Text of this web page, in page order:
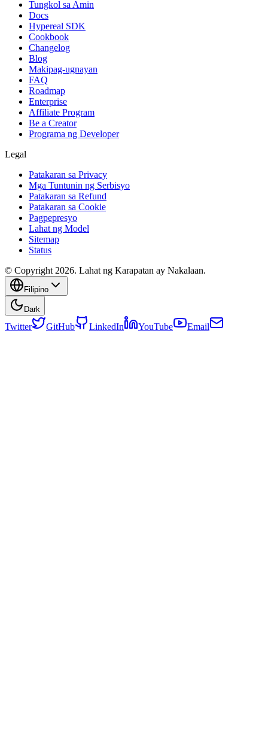
Tungkol sa Amin
Docs
Hypereal SDK
Cookbook
Changelog
Blog
Makipag-ugnayan
FAQ
Roadmap
Enterprise
Affiliate Program
Be a Creator
Programa ng Developer
Legal
Patakaran sa Privacy
Mga Tuntunin ng Serbisyo
Patakaran sa Refund
Patakaran sa Cookie
Pagpepresyo
Lahat ng Model
Sitemap
Status
© Copyright 2026. Lahat ng Karapatan ay Nakalaan.
Filipino
Dark
Twitter GitHub LinkedIn YouTube Email